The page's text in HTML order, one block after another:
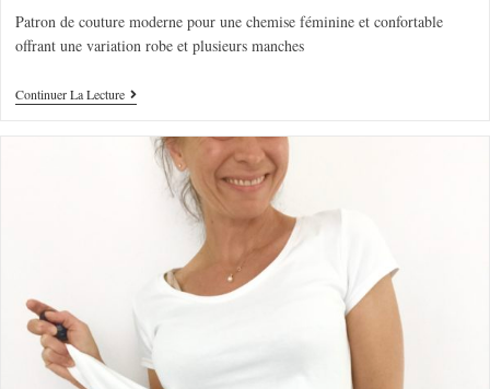
Patron de couture moderne pour une chemise féminine et confortable
offrant une variation robe et plusieurs manches
Continuer La Lecture